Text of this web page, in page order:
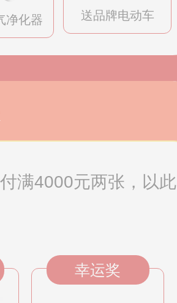
净化器 送品牌电动车
满4000元两张，以此
幸运奖